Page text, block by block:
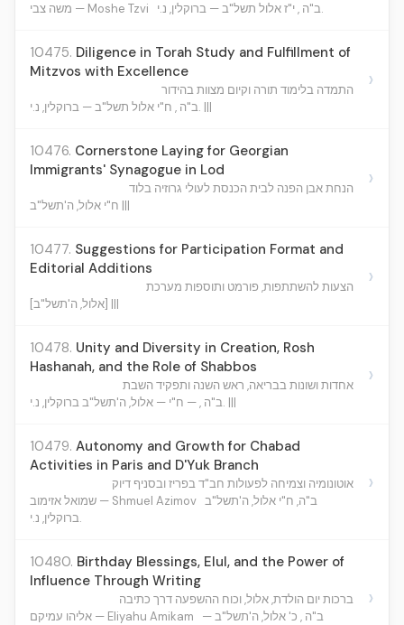
משה צבי — Moshe Tzvi
ב"ה , י"ז אלול תשל"ב — ברוקלין, נ.י.
10475. Diligence in Torah Study and Fulfillment of
Mitzvos with Excellence
התמדה בלימוד תורה וקיום מצוות בהידור
ב"ה , ח"י אלול תשל"ב — ברוקלין, נ.י. |||
›
10476. Cornerstone Laying for Georgian
Immigrants' Synagogue in Lod
הנחת אבן הפנה לבית הכנסת לעולי גרוזיה בלוד
ח"י אלול, ה'תשל"ב |||
›
10477. Suggestions for Participation Format and
Editorial Additions
הצעות להשתתפות, פורמט ותוספות מערכת
[אלול, ה'תשל"ב] |||
›
10478. Unity and Diversity in Creation, Rosh
Hashanah, and the Role of Shabbos
אחדות ושונות בבריאה, ראש השנה ותפקיד השבת
ב"ה , — ח"י — אלול, ה'תשל"ב ברוקלין, נ.י. |||
›
10479. Autonomy and Growth for Chabad
Activities in Paris and D'Yuk Branch
אוטונומיה וצמיחה לפעולות חב"ד בפריז ובסניף דיוק
שמואל אזימוב — Shmuel Azimov ב"ה, ח"י אלול, ה'תשל"ב
ברוקלין, נ.י.
›
10480. Birthday Blessings, Elul, and the Power of
Influence Through Writing
ברכות יום הולדת, אלול, וכוח ההשפעה דרך כתיבה
אליהו עמיקם — Eliyahu Amikam
ב"ה , כ' אלול, ה'תשל"ב —
›